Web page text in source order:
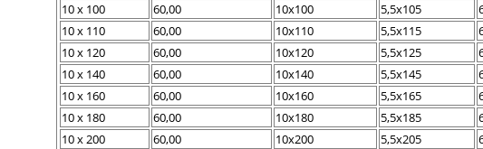
10 x 100
60,00 10x100 5,5x105
10 x 110
60,00 10x110 5,5x115
10 x 120
60,00 10x120 5,5x125
10 x 140
60,00 10x140 5,5x145
10 x 160
60,00 10x160 5,5x165
10 x 180
60,00 10x180 5,5x185
10 x 200
60,00 10x200 5,5x205